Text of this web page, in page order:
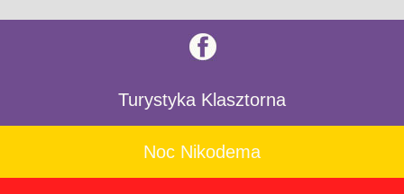
Turystyka Klasztorna
Noc Nikodema